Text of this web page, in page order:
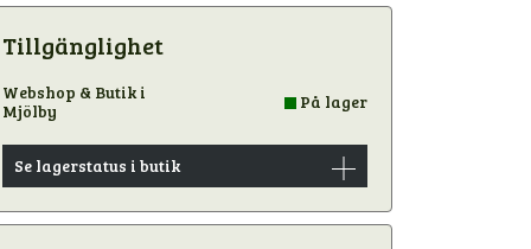
Tillgänglighet
Webshop & Butik i
Mjölby
På lager
Se lagerstatus i butik